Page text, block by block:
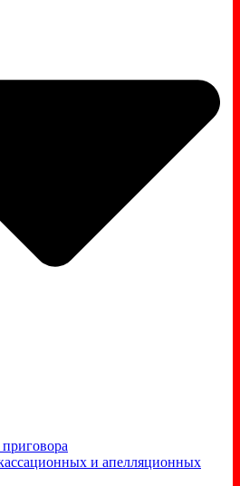
и апелляционных